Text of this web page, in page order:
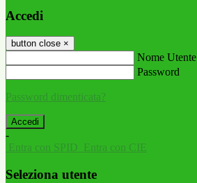
Accedi
button close ×
Nome Utente
Password
Password dimenticata?
-
Entra con SPID Entra con CIE
Seleziona utente